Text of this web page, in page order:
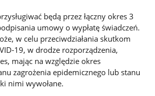
będą przez łączny okres 3
umowy o wypłatę świadczeń.
w celu przeciwdziałania skutkom
19, w drodze rozporządzenia,
mając na względzie okres
zagrożenia epidemicznego lub stanu
nimi wywołane.